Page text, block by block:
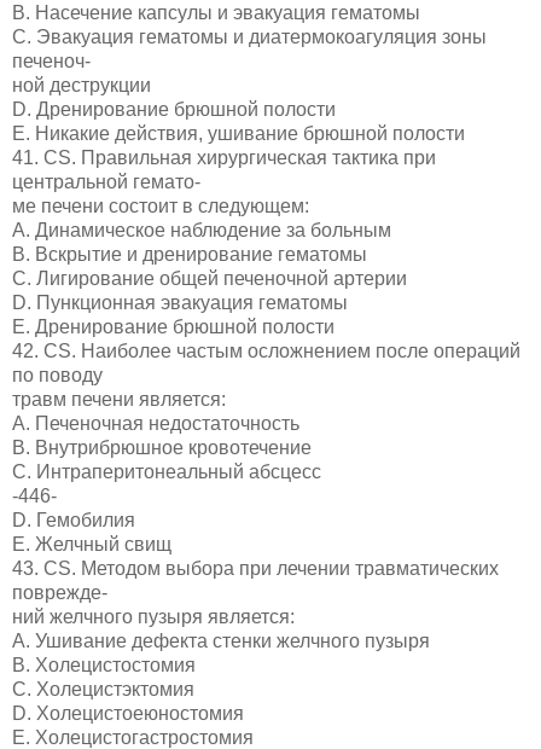
B. Насечение капсулы и эвакуация гематомы
C. Эвакуация гематомы и диатермокоагуляция зоны
печеноч-
ной деструкции
D. Дренирование брюшной полости
E. Никакие действия, ушивание брюшной полости
41. CS. Правильная хирургическая тактика при
центральной гемато-
ме печени состоит в следующем:
A. Динамическое наблюдение за больным
B. Вскрытие и дренирование гематомы
C. Лигирование общей печеночной артерии
D. Пункционная эвакуация гематомы
E. Дренирование брюшной полости
42. CS. Наиболее частым осложнением после операций
по поводу
травм печени является:
A. Печеночная недостаточность
B. Внутрибрюшное кровотечение
C. Интраперитонеальный абсцесс
-446-
D. Гемобилия
E. Желчный свищ
43. CS. Методом выбора при лечении травматических
поврежде-
ний желчного пузыря является:
A. Ушивание дефекта стенки желчного пузыря
B. Холецистостомия
C. Холецистэктомия
D. Холецистоеюностомия
E. Холецистогастростомия